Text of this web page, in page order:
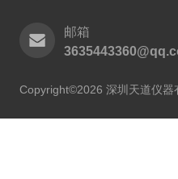
邮箱
Copyright©2026 深圳天道仪